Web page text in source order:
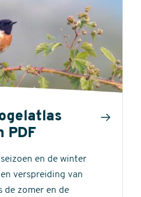
PDF
en de winter
verspreiding van
de zomer en de